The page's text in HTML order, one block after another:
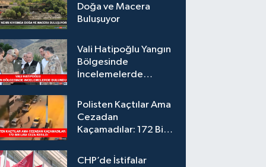
Doğa ve Macera
Buluşuyor
Vali Hatipoğlu Yangın
Bölgesinde
İncelemelerde
Polisten Kaçtılar Ama
Cezadan
Kaçamadılar: 172 Bin
CHP’de İstifalar